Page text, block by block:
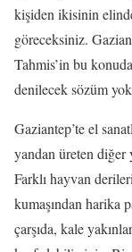
kişiden ikisinin
göreceksiniz.
Tahmis’in bu
denilecek sözüm
Gaziantep’te el
yandan üreten diğer
Farklı hayvan
kumaşından harika
çarşıda, kale